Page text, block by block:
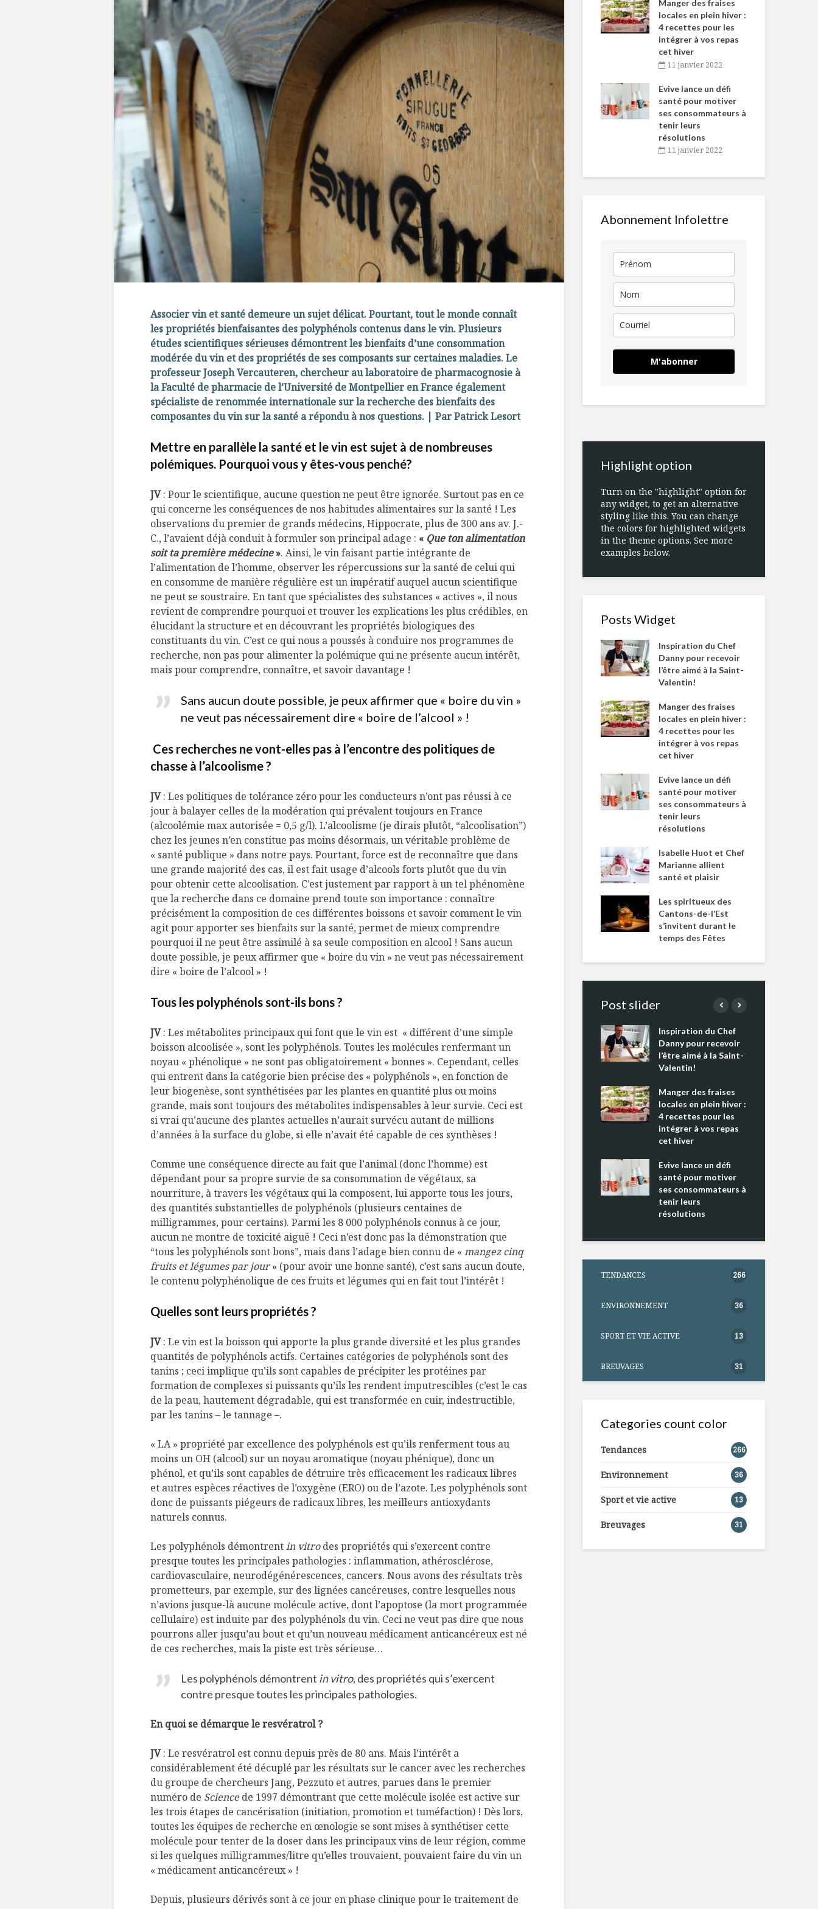
Associer vin et santé demeure un sujet délicat. Pourtant, tout le monde connaît
les propriétés bienfaisantes des polyphénols contenus dans le vin. Plusieurs
études scientifiques sérieuses démontrent les bienfaits d’une consommation
modérée du vin et des propriétés de ses composants sur certaines maladies. Le
professeur Joseph Vercauteren, chercheur au laboratoire de pharmacognosie à
la Faculté de pharmacie de l’Université de Montpellier en France également
spécialiste de renommée internationale sur la recherche des bienfaits des
composantes du vin sur la santé a répondu à nos questions. | Par Patrick Lesort
Mettre en parallèle la santé et le vin est sujet à de nombreuses
polémiques. Pourquoi vous y êtes-vous penché?
JV: Pour le scientifique, aucune question ne peut être ignorée. Surtout pas en ce
qui concerne les conséquences de nos habitudes alimentaires sur la santé ! Les
observations du premier de grands médecins, Hippocrate, plus de 300 ans av. J.-
C., l’avaient déjà conduit à formuler son principal adage : « Que ton alimentation
soit ta première médecine». Ainsi, le vin faisant partie intégrante de
l’alimentation de l’homme, observer les répercussions sur la santé de celui qui
en consomme de manière régulière est un impératif auquel aucun scientifique
ne peut se soustraire. En tant que spécialistes des substances « actives », il nous
revient de comprendre pourquoi et trouver les explications les plus crédibles, en
élucidant la structure et en découvrant les propriétés biologiques des
constituants du vin. C’est ce qui nous a poussés à conduire nos programmes de
recherche, non pas pour alimenter la polémique qui ne présente aucun intérêt,
mais pour comprendre, connaître, et savoir davantage !
Sans aucun doute possible, je peux affirmer que « boire du vin »
ne veut pas nécessairement dire « boire de l’alcool » !
Ces recherches ne vont-elles pas à l’encontre des politiques de
chasse à l’alcoolisme ?
JV: Les politiques de tolérance zéro pour les conducteurs n’ont pas réussi à ce
jour à balayer celles de la modération qui prévalent toujours en France
(alcoolémie max autorisée = 0,5 g/l). L’alcoolisme (je dirais plutôt, “alcoolisation”)
chez les jeunes n’en constitue pas moins désormais, un véritable problème de
« santé publique » dans notre pays. Pourtant, force est de reconnaître que dans
une grande majorité des cas, il est fait usage d’alcools forts plutôt que du vin
pour obtenir cette alcoolisation. C’est justement par rapport à un tel phénomène
que la recherche dans ce domaine prend toute son importance : connaître
précisément la composition de ces différentes boissons et savoir comment le vin
agit pour apporter ses bienfaits sur la santé, permet de mieux comprendre
pourquoi il ne peut être assimilé à sa seule composition en alcool ! Sans aucun
doute possible, je peux affirmer que « boire du vin » ne veut pas nécessairement
dire « boire de l’alcool » !
Tous les polyphénols sont-ils bons ?
JV: Les métabolites principaux qui font que le vin est « différent d’une simple
boisson alcoolisée », sont les polyphénols. Toutes les molécules renfermant un
noyau « phénolique » ne sont pas obligatoirement « bonnes ». Cependant, celles
qui entrent dans la catégorie bien précise des « polyphénols », en fonction de
leur biogenèse, sont synthétisées par les plantes en quantité plus ou moins
grande, mais sont toujours des métabolites indispensables à leur survie. Ceci est
si vrai qu’aucune des plantes actuelles n’aurait survécu autant de millions
d’années à la surface du globe, si elle n’avait été capable de ces synthèses !
Comme une conséquence directe au fait que l’animal (donc l’homme) est
dépendant pour sa propre survie de sa consommation de végétaux, sa
nourriture, à travers les végétaux qui la composent, lui apporte tous les jours,
des quantités substantielles de polyphénols (plusieurs centaines de
milligrammes, pour certains). Parmi les 8 000 polyphénols connus à ce jour,
aucun ne montre de toxicité aiguë ! Ceci n’est donc pas la démonstration que
“tous les polyphénols sont bons”, mais dans l’adage bien connu de « mangez cinq
fruits et légumes par jour» (pour avoir une bonne santé), c’est sans aucun doute,
le contenu polyphénolique de ces fruits et légumes qui en fait tout l’intérêt !
Quelles sont leurs propriétés ?
JV: Le vin est la boisson qui apporte la plus grande diversité et les plus grandes
quantités de polyphénols actifs. Certaines catégories de polyphénols sont des
tanins ; ceci implique qu’ils sont capables de précipiter les protéines par
formation de complexes si puissants qu’ils les rendent imputrescibles (c’est le cas
de la peau, hautement dégradable, qui est transformée en cuir, indestructible,
par les tanins – le tannage –.
« LA » propriété par excellence des polyphénols est qu’ils renferment tous au
moins un OH (alcool) sur un noyau aromatique (noyau phénique), donc un
phénol, et qu’ils sont capables de détruire très efficacement les radicaux libres
et autres espèces réactives de l’oxygène (ERO) ou de l’azote. Les polyphénols sont
donc de puissants piégeurs de radicaux libres, les meilleurs antioxydants
naturels connus.
Les polyphénols démontrentin vitrodes propriétés qui s’exercent contre
presque toutes les principales pathologies : inflammation, athérosclérose,
cardiovasculaire, neurodégénérescences, cancers. Nous avons des résultats très
prometteurs, par exemple, sur des lignées cancéreuses, contre lesquelles nous
n’avions jusque-là aucune molécule active, dont l’apoptose (la mort programmée
cellulaire) est induite par des polyphénols du vin. Ceci ne veut pas dire que nous
pourrons aller jusqu’au bout et qu’un nouveau médicament anticancéreux est né
de ces recherches, mais la piste est très sérieuse…
Les polyphénols démontrent in vitro, des propriétés qui s’exercent
contre presque toutes les principales pathologies.
En quoi se démarque le resvératrol ?
JV: Le resvératrol est connu depuis près de 80 ans. Mais l’intérêt a
considérablement été décuplé par les résultats sur le cancer avec les recherches
du groupe de chercheurs Jang, Pezzuto et autres, parues dans le premier
numéro de Sciencede 1997 démontrant que cette molécule isolée est active sur
les trois étapes de cancérisation (initiation, promotion et tuméfaction) ! Dès lors,
toutes les équipes de recherche en œnologie se sont mises à synthétiser cette
molécule pour tenter de la doser dans les principaux vins de leur région, comme
si les quelques milligrammes/litre qu’elles trouvaient, pouvaient faire du vin un
« médicament anticancéreux » !
Depuis, plusieurs dérivés sont à ce jour en phase clinique pour le traitement de
Manger des fraises
locales en plein hiver :
4 recettes pour les
intégrer à vos repas
cet hiver
11 janvier 2022
Evive lance un défi
santé pour motiver
ses consommateurs à
tenir leurs
résolutions
11 janvier 2022
Cantons-de-l’Est
s’invitent durant le
temps des Fêtes
25 novembre 2021
Tout baigne dans
l’huile… de Caméline
pour Chantal Van
25 novembre 2021
Manger des fraises
locales en plein hiver :
4 recettes pour les
intégrer à vos repas
cet hiver
11 janvier 2022
Evive lance un défi
santé pour motiver
ses consommateurs à
tenir leurs
résolutions
11 janvier 2022
Abonnement Infolettre
M'abonner
Highlight option
Turn on the "highlight" option for
any widget, to get an alternative
styling like this. You can change
the colors for highlighted widgets
in the theme options. See more
examples below.
Posts Widget
Inspiration du Chef
Danny pour recevoir
l’être aimé à la Saint-
Valentin!
Manger des fraises
locales en plein hiver :
4 recettes pour les
intégrer à vos repas
cet hiver
Evive lance un défi
santé pour motiver
ses consommateurs à
tenir leurs
résolutions
Isabelle Huot et Chef
Marianne allient
santé et plaisir
Les spiritueux des
Cantons-de-l’Est
s’invitent durant le
temps des Fêtes
Post slider
Isabelle Huot et Chef
Marianne allient
santé et plaisir
Les spiritueux des
Cantons-de-l’Est
s’invitent durant le
temps des Fêtes
Tout baigne dans
pour Chantal Van
Winden
« buzz » !
tendance mondiale
Inspiration du Chef
Danny pour recevoir
l’être aimé à la Saint-
Valentin!
Manger des fraises
locales en plein hiver :
4 recettes pour les
intégrer à vos repas
cet hiver
Evive lance un défi
santé pour motiver
ses consommateurs à
tenir leurs
résolutions
TENDANCES 266
ENVIRONNEMENT 36
SPORT ET VIE ACTIVE 13
BREUVAGES 31
Categories count color
Tendances 266
Environnement 36
Sport et vie active 13
Breuvages 31
500 conseils de
nutritionniste que
vous devriez savoir
Pukka : Infusion de
bonheur
Artichauts farcis à